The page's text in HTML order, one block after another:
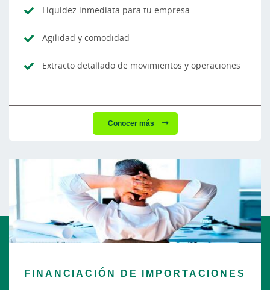
Liquidez inmediata para tu empresa
Agilidad y comodidad
Extracto detallado de movimientos y operaciones
Conocer más
FINANCIACIÓN DE IMPORTACIONES